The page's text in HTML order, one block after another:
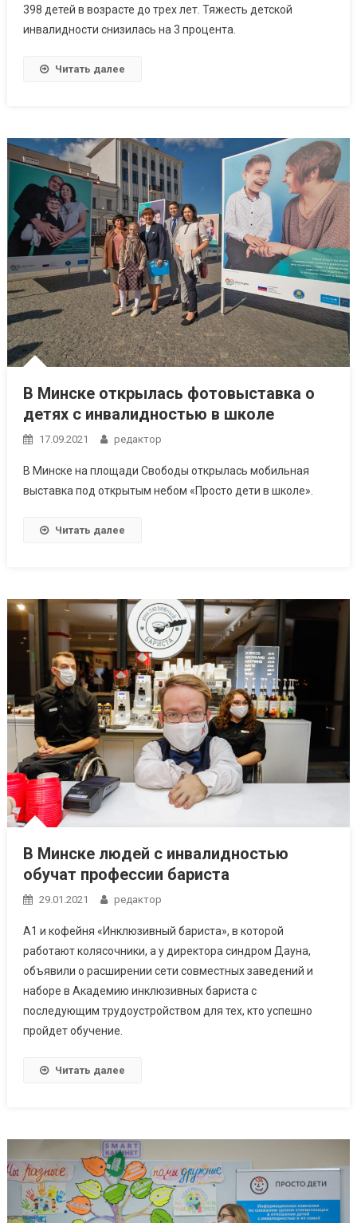
398 детей в возрасте до трех лет. Тяжесть детской
инвалидности снизилась на 3 процента.
Читать далее
В Минске открылась фотовыставка о
детях с инвалидностью в школе
17.09.2021 редактор
В Минске на площади Свободы открылась мобильная
выставка под открытым небом «Просто дети в школе».
Читать далее
В Минске людей с инвалидностью
обучат профессии бариста
29.01.2021 редактор
А1 и кофейня «Инклюзивный бариста», в которой
работают колясочники, а у директора синдром Дауна,
объявили о расширении сети совместных заведений и
наборе в Академию инклюзивных бариста с
последующим трудоустройством для тех, кто успешно
пройдет обучение.
Читать далее